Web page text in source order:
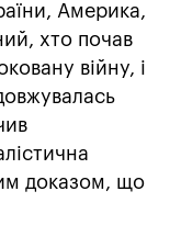
Америка,
хто почав
війну, і
доказом, що